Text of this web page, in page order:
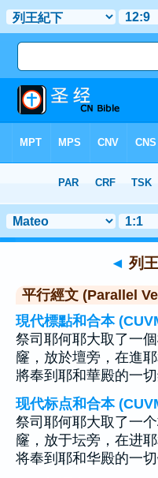
章 12> 聖經金句 9
◄ 列
平行經文 (Parallel
現代標點和合本
祭司耶何耶大取了一
窿，放於壇旁，在進
將奉到耶和華殿的一切
现代标点和合本
祭司耶何耶大取了一
窿，放于坛旁，在进
将奉到耶和华殿的一切